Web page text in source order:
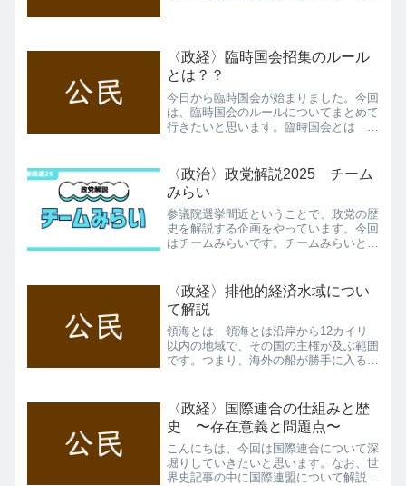
て文化部を作ったのが始まり...
〈政経〉臨時国会招集のルール
とは？？
今日から臨時国会が始まりました。今回
は、臨時国会のルールについてまとめて
行きたいと思います。臨時国会とは そ
１月から予算などについて話し合われる
国会です。特別国会につい...
〈政治〉政党解説2025 チーム
みらい
参議院選挙間近ということで、政党の歴
史を解説する企画をやっています。今回
はチームみらいです。チームみらいと
す。今回の選挙で、国政政党になること
を目指しています。解説動画...
〈政経〉排他的経済水域につい
て解説
領海とは 領海とは沿岸から12カイリ
以内の地域で、その国の主権が及ぶ範囲
です。つまり、海外の船が勝手に入るこ
済水域とは 排他的経済水域とは、沿岸
から200カイリ以内の地...
〈政経〉国際連合の仕組みと歴
史 〜存在意義と問題点〜
こんにちは、今回は国際連合について深
堀りしていきたいと思います。なお、世
界史記事の中に国際連盟について解説し